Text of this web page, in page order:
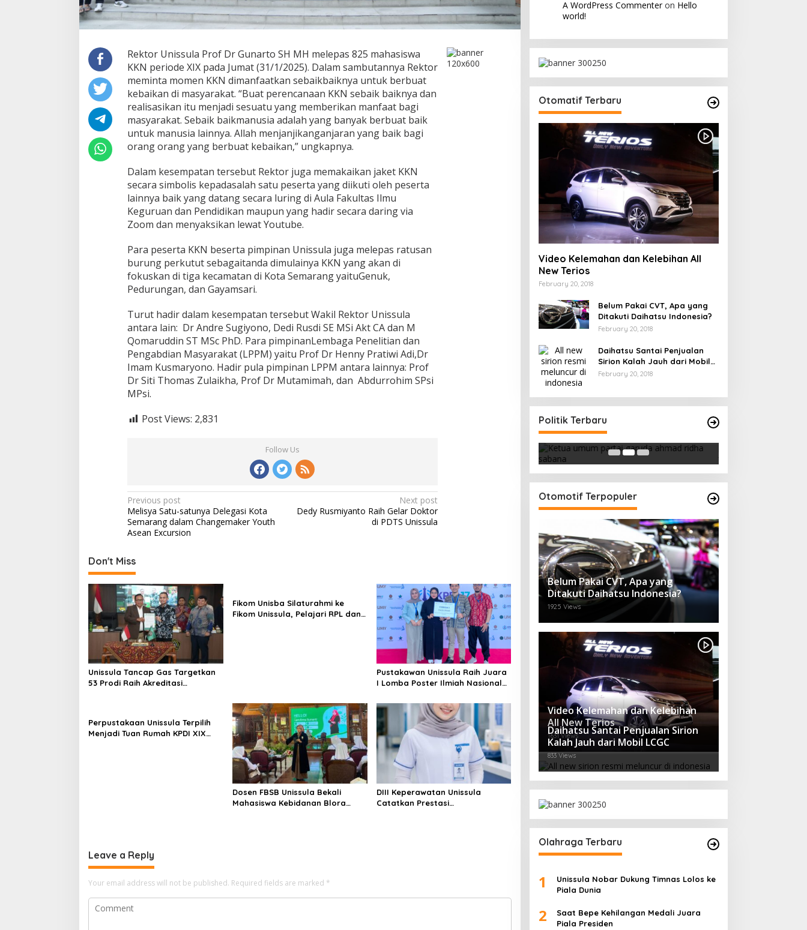
Rektor Unissula Prof Dr Gunarto SH MH melepas 825 mahasiswa
KKN periode XIX pada Jumat (31/1/2025). Dalam sambutannya Rektor
meminta momen KKN dimanfaatkan sebaikbaiknya untuk berbuat
kebaikan di masyarakat. “Buat perencanaan KKN sebaik baiknya dan
realisasikan itu menjadi sesuatu yang memberikan manfaat bagi
masyarakat. Sebaik baikmanusia adalah yang banyak berbuat baik
untuk manusia lainnya. Allah menjanjikanganjaran yang baik bagi
orang orang yang berbuat kebaikan,” ungkapnya.
Dalam kesempatan tersebut Rektor juga memakaikan jaket KKN
secara simbolis kepadasalah satu peserta yang diikuti oleh peserta
lainnya baik yang datang secara luring di Aula Fakultas Ilmu
Keguruan dan Pendidikan maupun yang hadir secara daring via
Zoom dan menyaksikan lewat Youtube.
Para peserta KKN beserta pimpinan Unissula juga melepas ratusan
burung perkutut sebagaitanda dimulainya KKN yang akan di
fokuskan di tiga kecamatan di Kota Semarang yaituGenuk,
Pedurungan, dan Gayamsari.
Turut hadir dalam kesempatan tersebut Wakil Rektor Unissula
antara lain: Dr Andre Sugiyono, Dedi Rusdi SE MSi Akt CA dan M
Qomaruddin ST MSc PhD. Para pimpinanLembaga Penelitian dan
Pengabdian Masyarakat (LPPM) yaitu Prof Dr Henny Pratiwi Adi,Dr
Imam Kusmaryono. Hadir pula pimpinan LPPM antara lainnya: Prof
Dr Siti Thomas Zulaikha, Prof Dr Mutamimah, dan Abdurrohim SPsi
MPsi.
Post Views: 2,831
Follow Us
Post
navigation
Previous post
Melisya Satu-satunya Delegasi Kota
Semarang dalam Changemaker Youth
Asean Excursion
Next post
Dedy Rusmiyanto Raih Gelar Doktor
di PDTS Unissula
Don't Miss
Unissula Tancap Gas Targetkan
53 Prodi Raih Akreditasi
Fikom Unisba Silaturahmi ke
Fikom Unissula, Pelajari RPL dan
Pustakawan Unissula Raih Juara
I Lomba Poster Ilmiah Nasional
Perpustakaan Unissula Terpilih
Menjadi Tuan Rumah KPDI XIX
Dosen FBSB Unissula Bekali
Mahasiswa Kebidanan Blora
DIII Keperawatan Unissula
Catatkan Prestasi
Leave a Reply
Your email address will not be published. Required fields are marked *
A WordPress Commenteron Hello
world!
Otomatif Terbaru
Video Kelemahan dan Kelebihan All
New Terios
February 20, 2018
Belum Pakai CVT, Apa yang
Ditakuti Daihatsu Indonesia?
February 20, 2018
Daihatsu Santai Penjualan
Sirion Kalah Jauh dari Mobil
LCGC
February 20, 2018
Politik Terbaru
Ini Dia Hubungan Partai Garuda
dengan Gerindra
Otomotif Terpopuler
Belum Pakai CVT, Apa yang
Ditakuti Daihatsu Indonesia?
1925 Views
Video Kelemahan dan Kelebihan
All New Terios
1631 Views
Daihatsu Santai Penjualan Sirion
Kalah Jauh dari Mobil LCGC
833 Views
Olahraga Terbaru
1
Unissula Nobar Dukung Timnas Lolos ke
Piala Dunia
2
Saat Bepe Kehilangan Medali Juara
Piala Presiden